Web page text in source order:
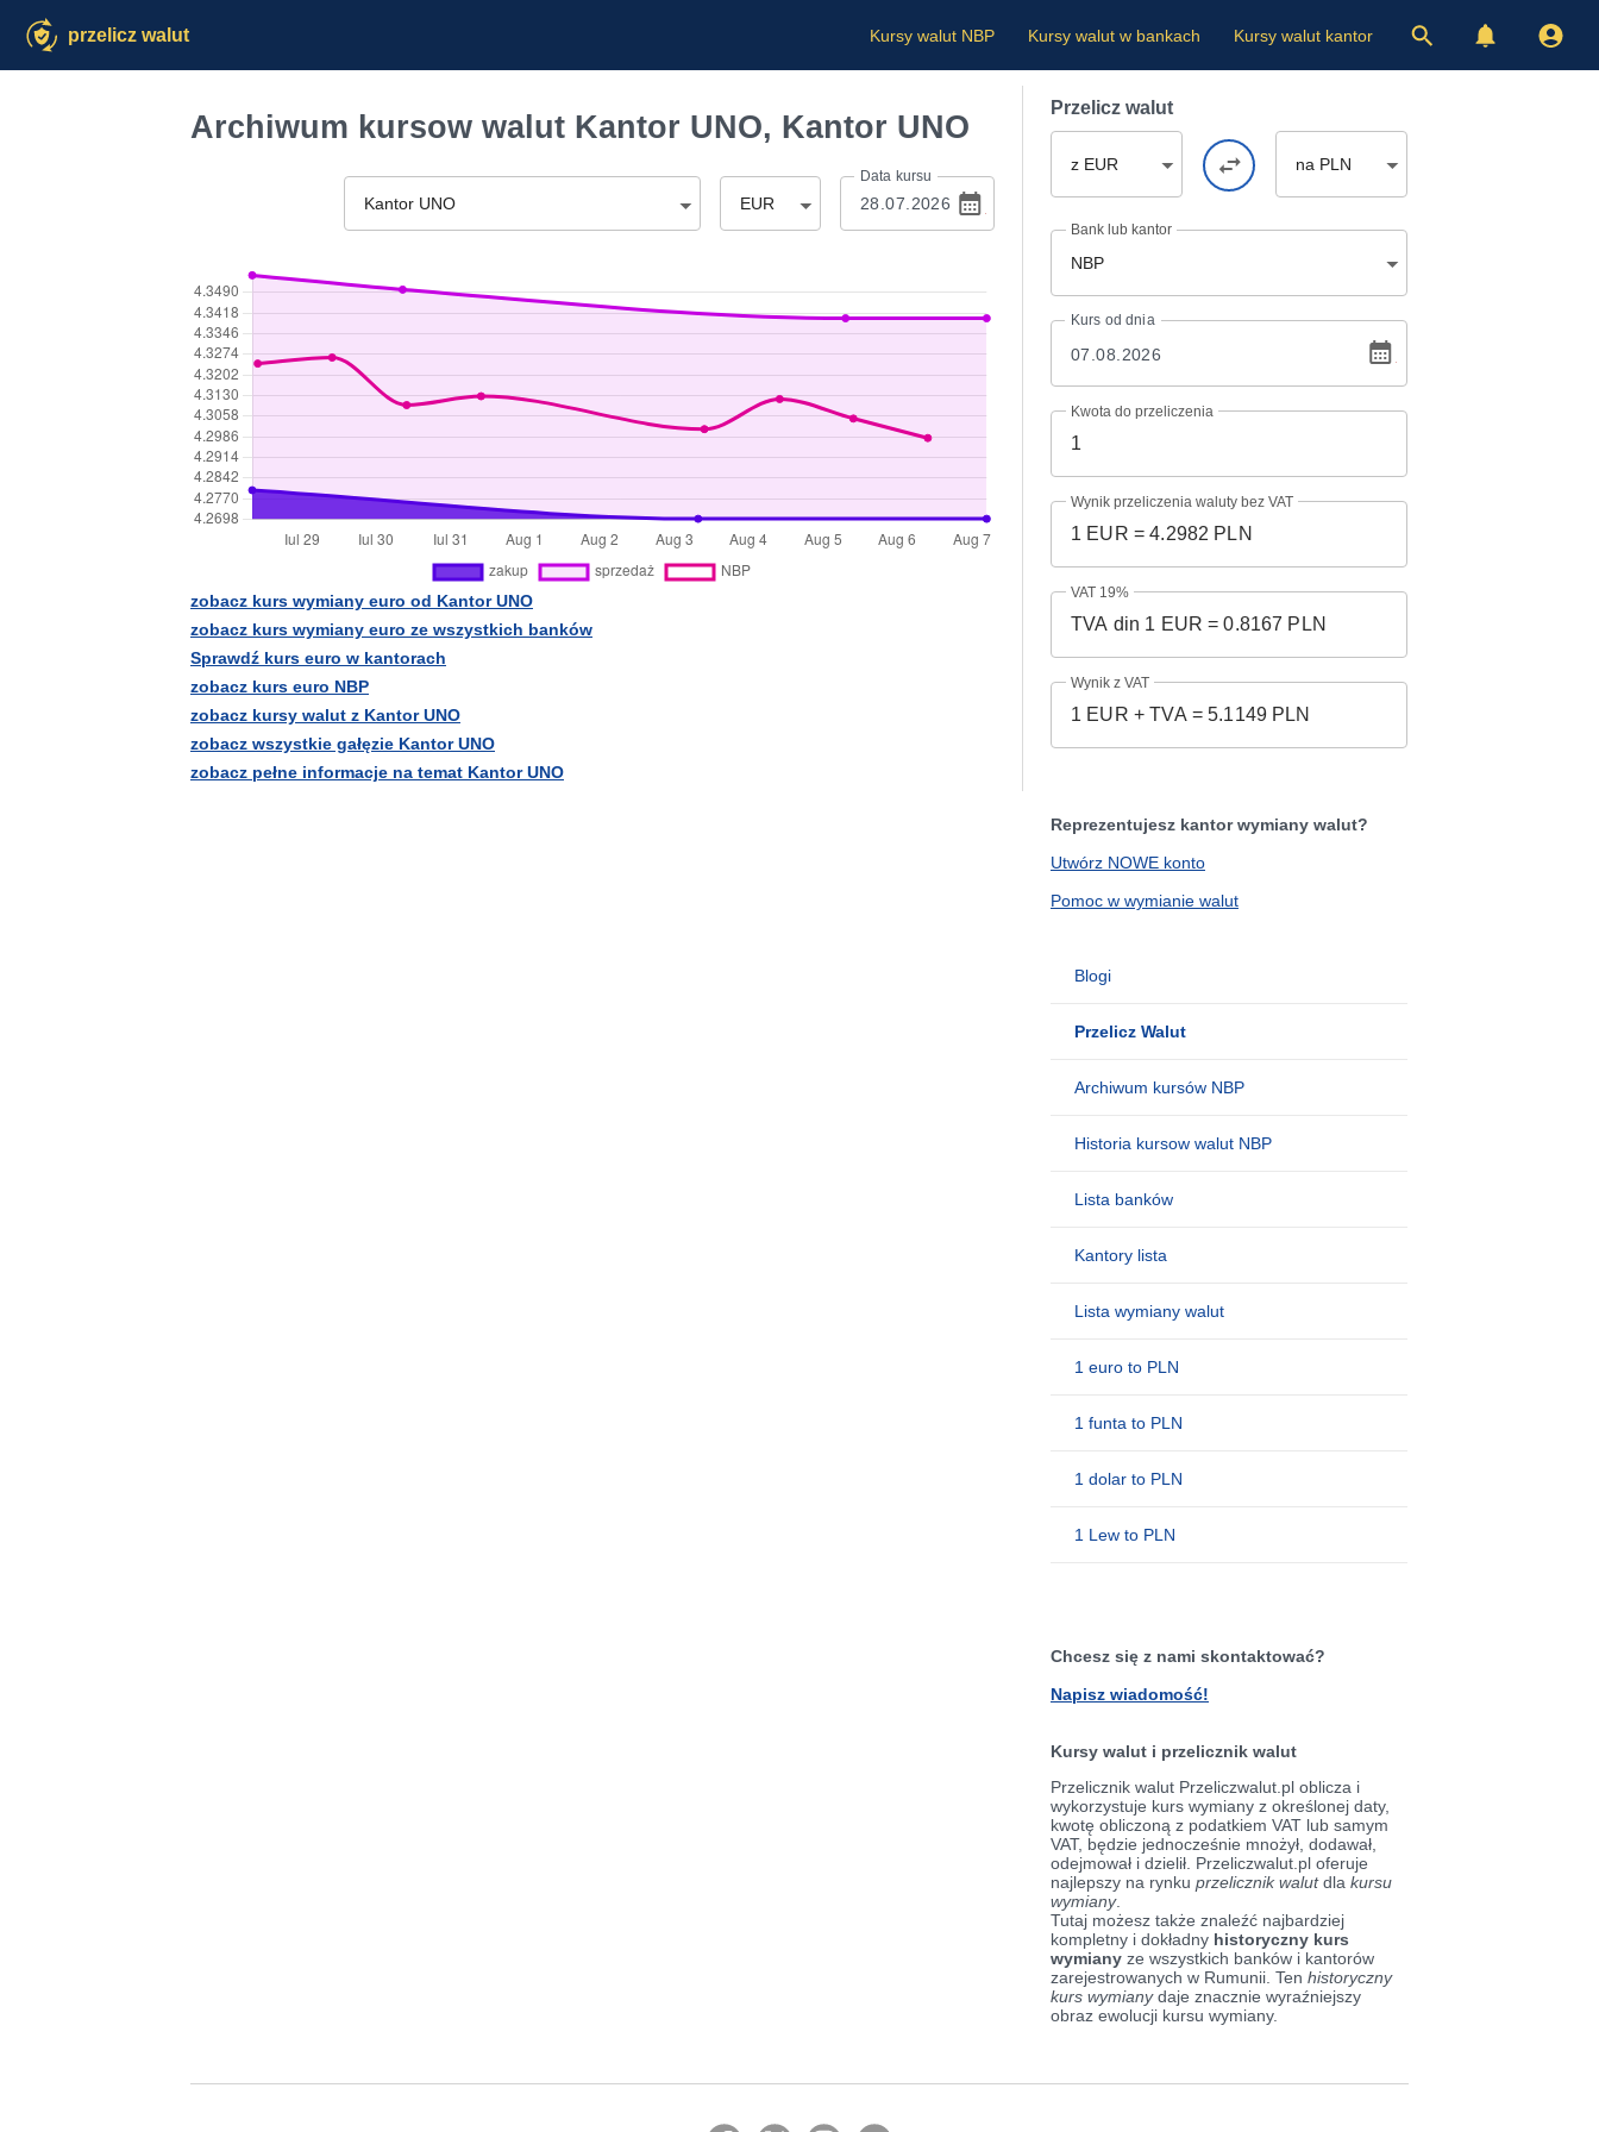
przelicz walut Kursy walut NBP Kursy walut w bankach Kursy walut kantor
Archiwum kursow walut Kantor UNO, Kantor UNO
Kantor UNO EUR
Data kursu
zobacz kurs wymiany euro od Kantor UNO
zobacz kurs wymiany euro ze wszystkich banków
Sprawdź kurs euro w kantorach
zobacz kurs euro NBP
zobacz kursy walut z Kantor UNO
zobacz wszystkie gałęzie Kantor UNO
zobacz pełne informacje na temat Kantor UNO
Przelicz walut
z EUR na PLN
Bank lub kantor
NBP
Kurs od dnia
Kwota do przeliczenia
Wynik przeliczenia waluty bez VAT
VAT 19%
Wynik z VAT
Reprezentujesz kantor wymiany walut?
Utwórz NOWE konto
Pomoc w wymianie walut
Blogi
Przelicz Walut
Archiwum kursów NBP
Historia kursow walut NBP
Lista banków
Kantory lista
Lista wymiany walut
1 euro to PLN
1 funta to PLN
1 dolar to PLN
1 Lew to PLN
Chcesz się z nami skontaktować?
Napisz wiadomość!
Kursy walut i przelicznik walut
Przelicznik walut Przeliczwalut.pl oblicza i
wykorzystuje kurs wymiany z określonej daty,
kwotę obliczoną z podatkiem VAT lub samym
VAT, będzie jednocześnie mnożył, dodawał,
odejmował i dzielił. Przeliczwalut.pl oferuje
najlepszy na rynku przelicznik walutdla kursu
wymiany.
Tutaj możesz także znaleźć najbardziej
kompletny i dokładny historyczny kurs
wymiany ze wszystkich banków i kantorów
zarejestrowanych w Rumunii. Ten historyczny
kurs wymianydaje znacznie wyraźniejszy
obraz ewolucji kursu wymiany.